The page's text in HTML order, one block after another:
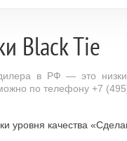
Black Tie
в РФ — это
по телефону +7
уровня качества